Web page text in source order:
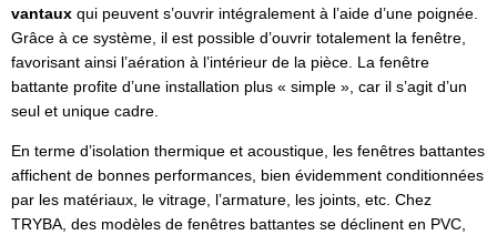
vantaux qui peuvent s’ouvrir intégralement à l’aide d’une poignée.
Grâce à ce système, il est possible d’ouvrir totalement la fenêtre,
favorisant ainsi l’aération à l’intérieur de la pièce. La fenêtre
battante profite d’une installation plus « simple », car il s’agit d’un
seul et unique cadre.
En terme d’isolation thermique et acoustique, les fenêtres battantes
affichent de bonnes performances, bien évidemment conditionnées
par les matériaux, le vitrage, l’armature, les joints, etc. Chez
TRYBA, des modèles de fenêtres battantes se déclinent en PVC,